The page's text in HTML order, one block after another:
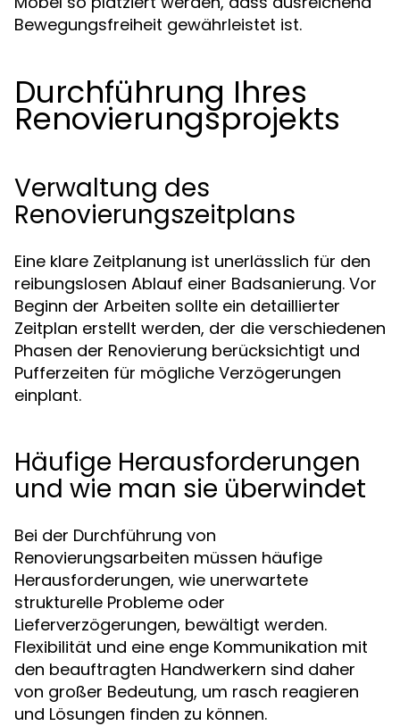
Bewegungsfreiheit gewährleistet ist.
Durchführung Ihres
Renovierungsprojekts
Verwaltung des
Renovierungszeitplans
Eine klare Zeitplanung ist unerlässlich für den
reibungslosen Ablauf einer Badsanierung. Vor
Beginn der Arbeiten sollte ein detaillierter
Zeitplan erstellt werden, der die verschiedenen
Phasen der Renovierung berücksichtigt und
Pufferzeiten für mögliche Verzögerungen
einplant.
Häufige Herausforderungen
und wie man sie überwindet
Bei der Durchführung von
Renovierungsarbeiten müssen häufige
Herausforderungen, wie unerwartete
strukturelle Probleme oder
Lieferverzögerungen, bewältigt werden.
Flexibilität und eine enge Kommunikation mit
den beauftragten Handwerkern sind daher
von großer Bedeutung, um rasch reagieren
und Lösungen finden zu können.